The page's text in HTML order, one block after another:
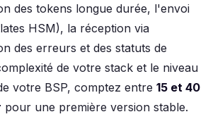
des tokens longue durée, l'envoi
HSM), la réception via
des erreurs et des statuts de
de votre stack et le niveau
votre BSP, comptez entre 15 et 40
pour une première version stable.